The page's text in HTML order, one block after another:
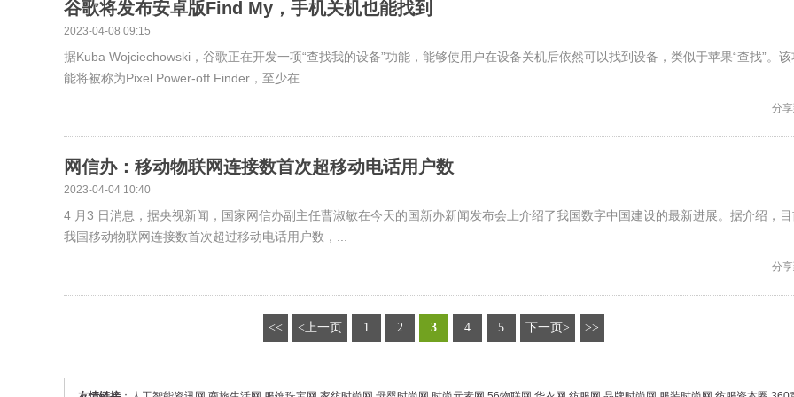
谷歌将发布安卓版Find My，手机关机也能找到
2023-04-08 09:15
据Kuba Wojciechowski，谷歌正在开发一项“查找我的设备”功能，能够使用户在设备关机后依然可以找到设备，类似于苹果“查找”。该
能将被称为Pixel Power-off Finder，至少在...
分享
网信办：移动物联网连接数首次超移动电话用户数
2023-04-04 10:40
4 月3 日消息，据央视新闻，国家网信办副主任曹淑敏在今天的国新办新闻发布会上介绍了我国数字中国建设的最新进展。据介绍，
我国移动物联网连接数首次超过移动电话用户数，...
分享
<< <上一页 1 2 3 4 5 下一页> >>